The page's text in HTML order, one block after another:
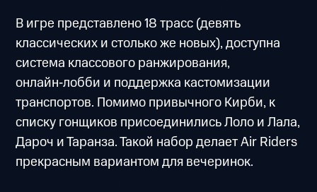
В игре представлено 18 трасс (девять
классических и столько же новых), доступна
система классового ранжирования,
онлайн‑лобби и поддержка кастомизации
транспортов. Помимо привычного Кирби, к
списку гонщиков присоединились Лоло и Лала,
Дароч и Таранза. Такой набор делает Air Riders
прекрасным вариантом для вечеринок.